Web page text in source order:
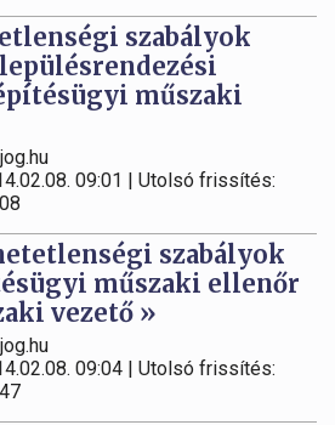
szabályok
műszaki
09:01 | Utolsó frissítés:
szabályok
műszaki ellenőr
vezető »
09:04 | Utolsó frissítés: